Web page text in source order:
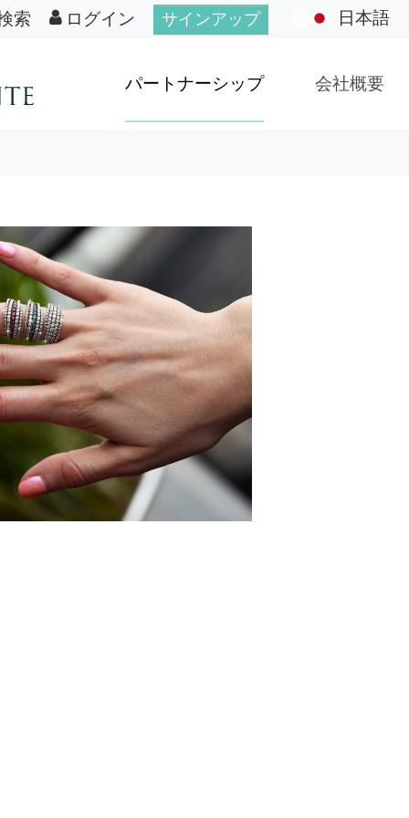
索 ログイン サインアップ 日本語
パートナーシップ 会社概要